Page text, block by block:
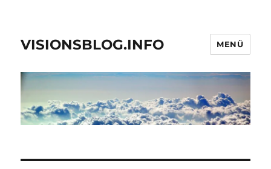
VISIONSBLOG.INFO MENÜ